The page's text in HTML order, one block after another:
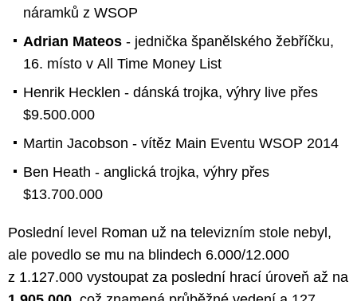
náramků z WSOP
Adrian Mateos - jednička španělského žebříčku,
16. místo v All Time Money List
Henrik Hecklen - dánská trojka, výhry live přes
$9.500.000
Martin Jacobson - vítěz Main Eventu WSOP 2014
Ben Heath - anglická trojka, výhry přes
$13.700.000
Poslední level Roman už na televizním stole nebyl,
ale povedlo se mu na blindech 6.000/12.000
z 1.127.000 vystoupat za poslední hrací úroveň až na